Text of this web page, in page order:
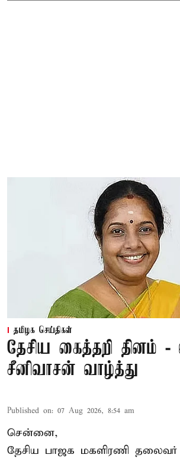
தமிழக செய்திகள்
தேசிய கைத்தறி தினம் -
சீனிவாசன் வாழ்த்து
Published on: 07 Aug 2026, 8:54 am
சென்னை,
தேசிய பாஜக மகளிரணி தலைவர்